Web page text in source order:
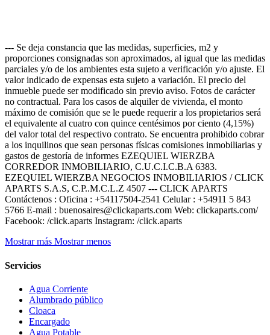
--- Se deja constancia que las medidas, superficies, m2 y
proporciones consignadas son aproximados, al igual que las medidas
parciales y/o de los ambientes esta sujeto a verificación y/o ajuste. El
valor indicado de expensas esta sujeto a variación. El precio del
inmueble puede ser modificado sin previo aviso. Fotos de carácter
no contractual. Para los casos de alquiler de vivienda, el monto
máximo de comisión que se le puede requerir a los propietarios será
el equivalente al cuatro con quince centésimos por ciento (4,15%)
del valor total del respectivo contrato. Se encuentra prohibido cobrar
a los inquilinos que sean personas físicas comisiones inmobiliarias y
gastos de gestoría de informes EZEQUIEL WIERZBA
CORREDOR INMOBILIARIO, C.U.C.I.C.B.A 6383.
EZEQUIEL WIERZBA NEGOCIOS INMOBILIARIOS / CLICK
APARTS S.A.S, C.P..M.C.L.Z 4507 --- CLICK APARTS
Contáctenos : Oficina : +54117504-2541 Celular : +54911 5 843
5766 E-mail : buenosaires@clickaparts.com Web: clickaparts.com/
Facebook: /click.aparts Instagram: /click.aparts
Mostrar más Mostrar menos
Servicios
Agua Corriente
Alumbrado público
Cloaca
Encargado
Agua Potable